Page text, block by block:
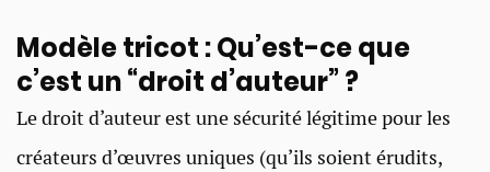
Modèle tricot : Qu’est-ce que
c’est un “droit d’auteur” ?
Le droit d’auteur est une sécurité légitime pour les
créateurs d’œuvres uniques (qu’ils soient érudits,